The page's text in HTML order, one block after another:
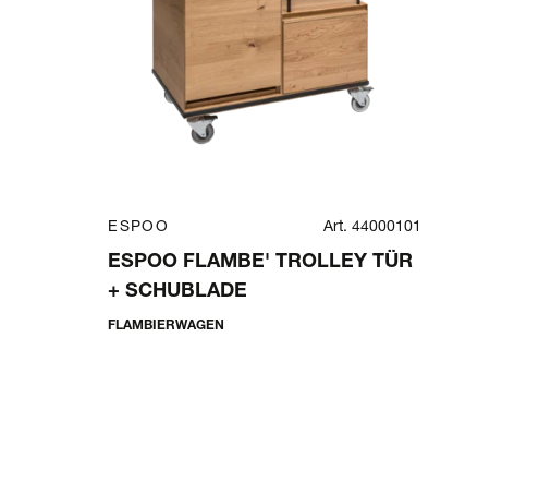
ESPOO Art. 44000101
ESPOO FLAMBE' TROLLEY TÜR
+ SCHUBLADE
FLAMBIERWAGEN